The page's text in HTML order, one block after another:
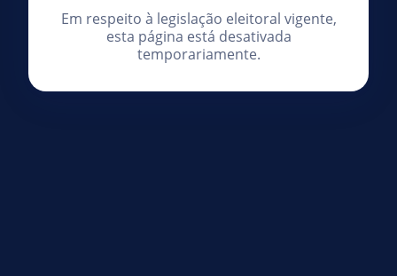
Em respeito à legislação eleitoral vigente,
esta página está desativada
temporariamente.